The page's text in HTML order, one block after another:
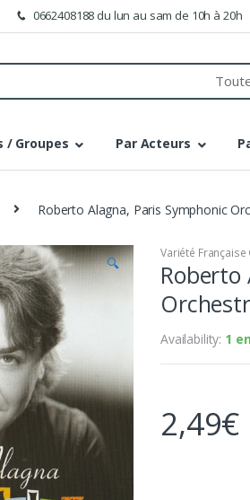
0662408188 du lun au sam de 10h à 20h
/ Groupes Par Acteurs
Roberto Alagna, Paris Symphonic
🔍
Variété Française
Roberto
Availability: 1
2,49€